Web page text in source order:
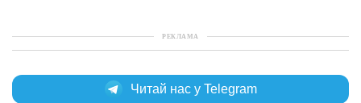
РЕКЛАМА
Читай нас у Telegram